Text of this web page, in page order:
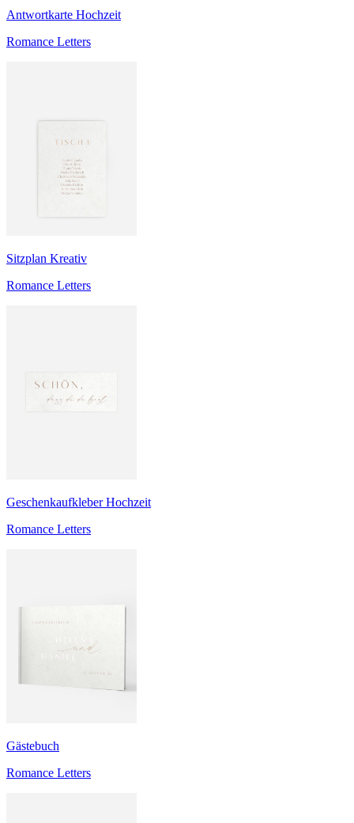
Antwortkarte Hochzeit
Romance Letters
Sitzplan Kreativ
Romance Letters
Geschenkaufkleber Hochzeit
Romance Letters
Gästebuch
Romance Letters